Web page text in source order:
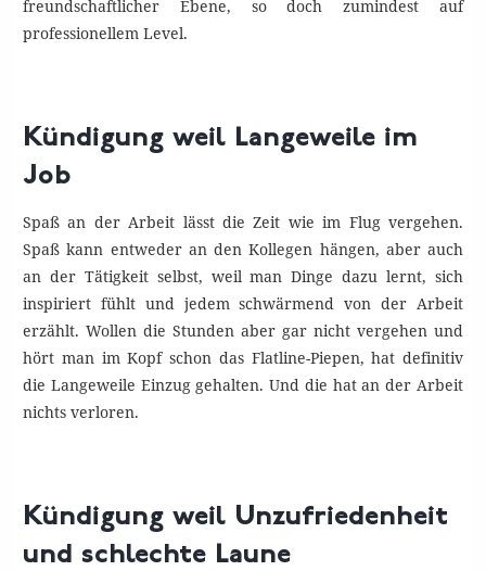
freundschaftlicher Ebene, so doch zumindest auf
professionellem Level.
Kündigung weil Langeweile im
Job
Spaß an der Arbeit lässt die Zeit wie im Flug vergehen.
Spaß kann entweder an den Kollegen hängen, aber auch
an der Tätigkeit selbst, weil man Dinge dazu lernt, sich
inspiriert fühlt und jedem schwärmend von der Arbeit
erzählt. Wollen die Stunden aber gar nicht vergehen und
hört man im Kopf schon das Flatline-Piepen, hat definitiv
die Langeweile Einzug gehalten. Und die hat an der Arbeit
nichts verloren.
Kündigung weil Unzufriedenheit
und schlechte Laune